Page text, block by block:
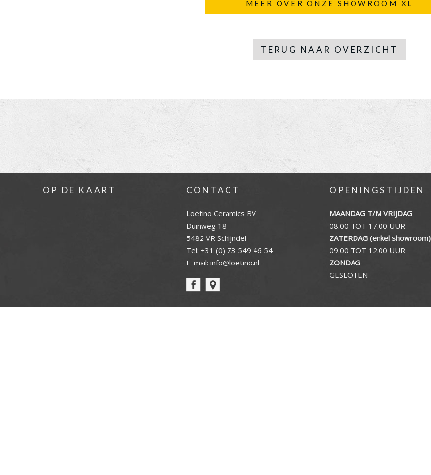
MEER OVER ONZE SHOWROOM XL
TERUG NAAR OVERZICHT
OP DE KAART CONTACT
Loetino Ceramics BV
Duinweg 18
5482 VR Schijndel
Tel: +31 (0) 73 549 46 54
E-mail: info@loetino.nl
OPENINGSTIJDEN
MAANDAG T/M VRIJDAG
08.00 TOT 17.00 UUR
ZATERDAG (enkel showroom)
09.00 TOT 12.00 UUR
ZONDAG
GESLOTEN